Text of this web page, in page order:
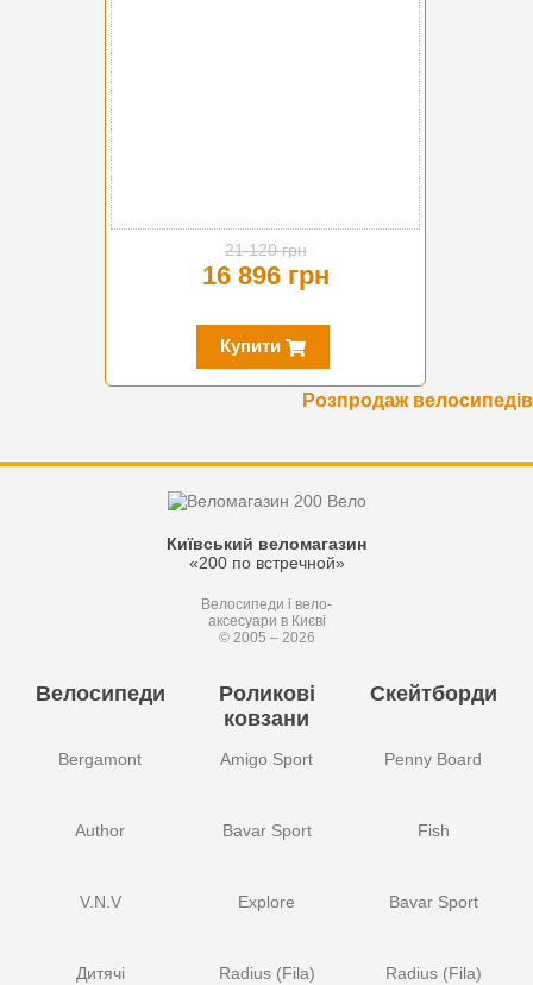
21 120 грн
16 896 грн
Купити
Розпродаж велосипедів
Київський веломагазин
«200 по встречной»
Велосипеди і вело-
аксесуари в Києві
© 2005 – 2026
Велосипеди
Bergamont
Author
V.N.V
Дитячі
Роликові
ковзани
Amigo Sport
Bavar Sport
Explore
Radius (Fila)
Скейтборди
Penny Board
Fish
Bavar Sport
Radius (Fila)